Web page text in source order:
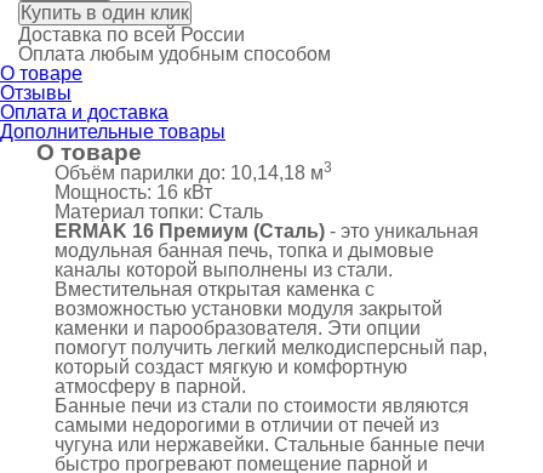
Купить в один клик
Доставка по всей России
Оплата любым удобным способом
О товаре
Отзывы
Оплата и доставка
Дополнительные товары
О товаре
Объём парилки до: 10,14,18 м3
Мощность: 16 кВт
Материал топки: Сталь
ERMAK 16 Премиум (Сталь) - это уникальная
модульная банная печь, топка и дымовые
каналы которой выполнены из стали.
Вместительная открытая каменка с
возможностью установки модуля закрытой
каменки и парообразователя. Эти опции
помогут получить легкий мелкодисперсный пар,
который создаст мягкую и комфортную
атмосферу в парной.
Банные печи из стали по стоимости являются
самыми недорогими в отличии от печей из
чугуна или нержавейки. Стальные банные печи
быстро прогревают помещение парной и